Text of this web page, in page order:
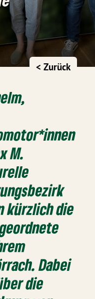
< Zurück
M.
kürzlich die
Dabei
die